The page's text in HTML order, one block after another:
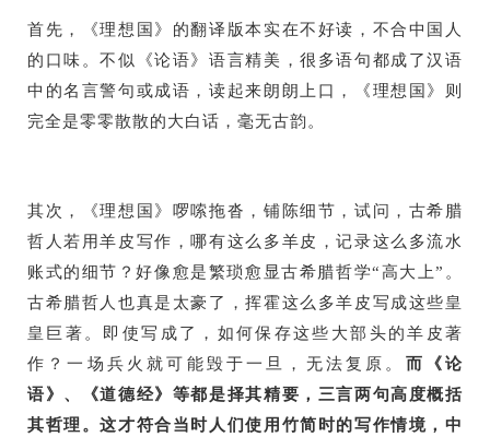
首先，《理想国》的翻译版本实在不好读，不合中国人
的口味。不似《论语》语言精美，很多语句都成了汉语
中的名言警句或成语，读起来朗朗上口，《理想国》则
完全是零零散散的大白话，毫无古韵。
其次，《理想国》啰嗦拖沓，铺陈细节，试问，古希腊
哲人若用羊皮写作，哪有这么多羊皮，记录这么多流水
账式的细节？好像愈是繁琐愈显古希腊哲学“高大上”。
古希腊哲人也真是太豪了，挥霍这么多羊皮写成这些皇
皇巨著。即使写成了，如何保存这些大部头的羊皮著
作？一场兵火就可能毁于一旦，无法复原。 而《论
语》、《道德经》等都是择其精要，三言两句高度概括
其哲理。这才符合当时人们使用竹简时的写作情境，中